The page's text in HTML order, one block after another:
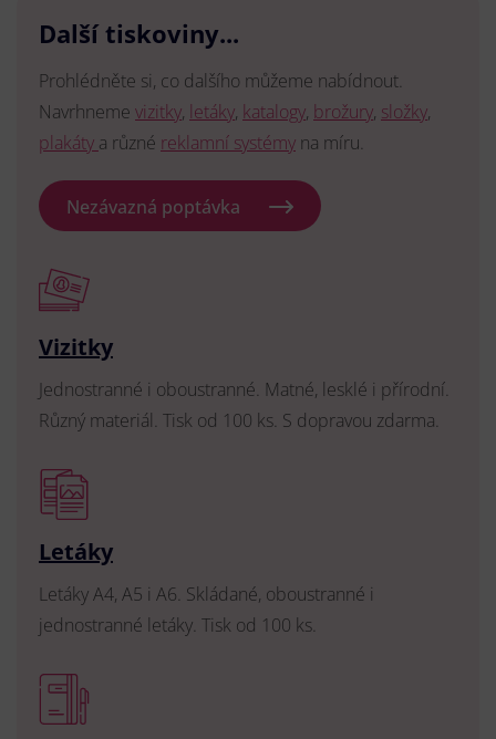
Další tiskoviny...
Prohlédněte si, co dalšího můžeme nabídnout.
Navrhneme vizitky, letáky, katalogy, brožury, složky,
plakáty a různé reklamní systémy na míru.
Nezávazná poptávka
Vizitky
Jednostranné i oboustranné. Matné, lesklé i přírodní.
Různý materiál. Tisk od 100 ks. S dopravou zdarma.
Letáky
Letáky A4, A5 i A6. Skládané, oboustranné i
jednostranné letáky. Tisk od 100 ks.